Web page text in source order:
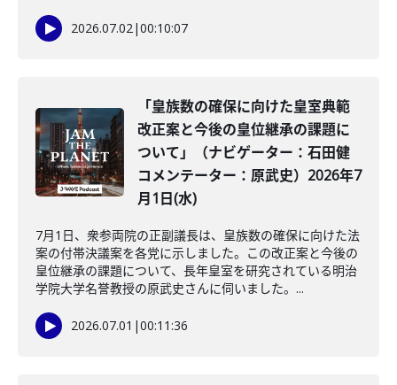
2026.07.02|00:10:07
「皇族数の確保に向けた皇室典範
改正案と今後の皇位継承の課題に
ついて」（ナビゲーター：石田健
コメンテーター：原武史）2026年7
月1日(水)
7月1日、衆参両院の正副議長は、皇族数の確保に向けた法
案の付帯決議案を各党に示しました。この改正案と今後の
皇位継承の課題について、長年皇室を研究されている明治
学院大学名誉教授の原武史さんに伺いました。...
2026.07.01 |00:11:36